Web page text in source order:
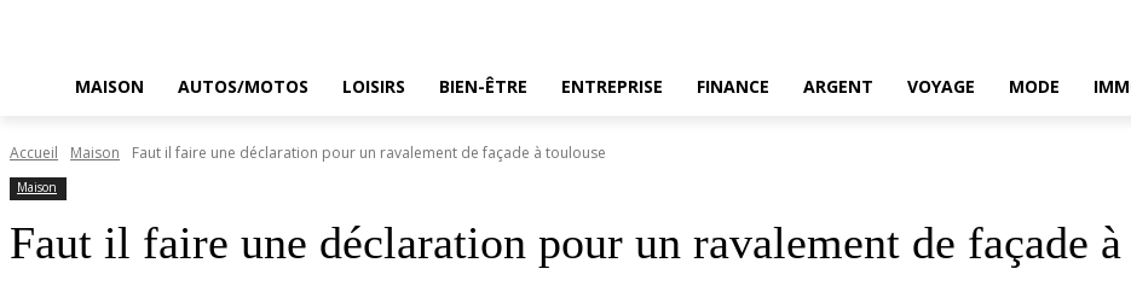
MAISON AUTOS/MOTOS LOISIRS BIEN-ÊTRE ENTREPRISE FINANCE ARGENT VOYAGE MODE
Accueil Maison Faut il faire une déclaration pour un ravalement de façade à toulouse
Maison
Faut il faire une déclaration pour un ravalement de façade